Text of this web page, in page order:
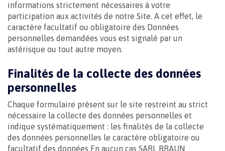
informations strictement nécessaires à votre
participation aux activités de notre Site. A cet effet, le
caractère facultatif ou obligatoire des Données
personnelles demandées vous est signalé par un
astérisque ou tout autre moyen.
Finalités de la collecte des données
personnelles
Chaque formulaire présent sur le site restreint au strict
nécessaire la collecte des données personnelles et
indique systématiquement : les finalités de la collecte
des données personnelles le caractère obligatoire ou
facultatif des données En aucun cas SARL BRAUN